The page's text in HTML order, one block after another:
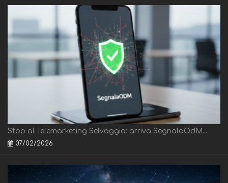
Stop al Telemarketing Selvaggio: arriva SegnalaOdM...
07/02/2026